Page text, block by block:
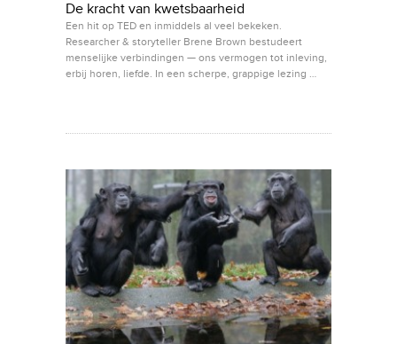
De kracht van kwetsbaarheid
Een hit op TED en inmiddels al veel bekeken.
Researcher & storyteller Brene Brown bestudeert
menselijke verbindingen — ons vermogen tot inleving,
erbij horen, liefde. In een scherpe, grappige lezing …